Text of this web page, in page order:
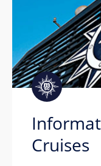
Cruises